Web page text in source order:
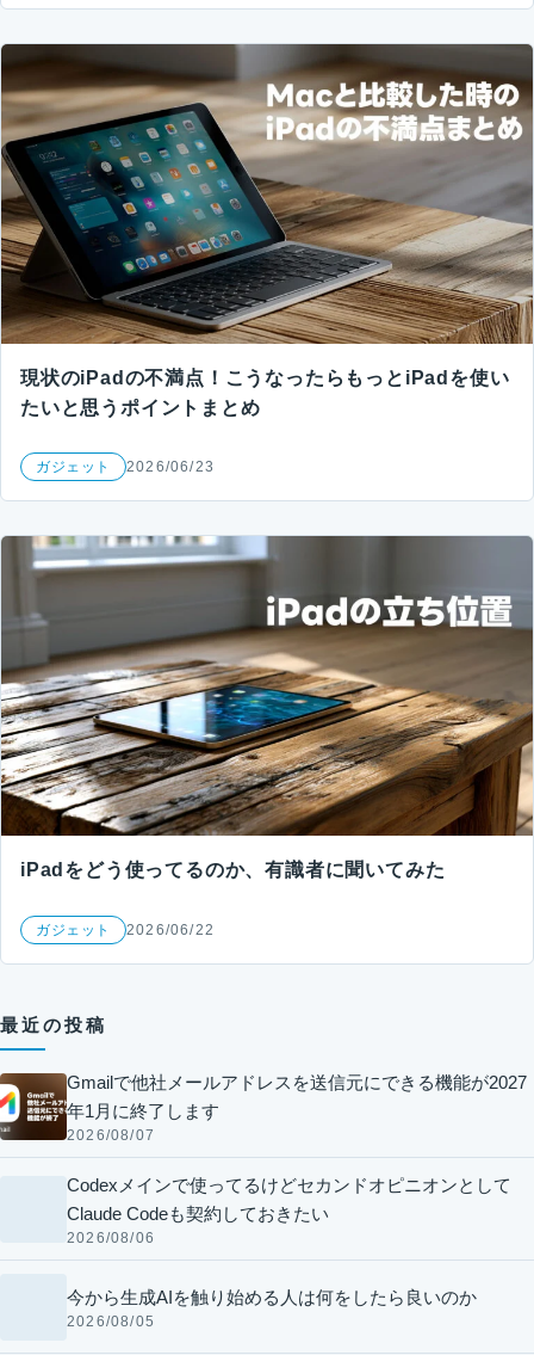
現状のiPadの不満点！こうなったらもっとiPadを使い
たいと思うポイントまとめ
ガジェット 2026/06/23
iPadをどう使ってるのか、有識者に聞いてみた
ガジェット 2026/06/22
最近の投稿
Gmailで他社メールアドレスを送信元にできる機能が2027
年1月に終了します
2026/08/07
Codexメインで使ってるけどセカンドオピニオンとして
Claude Codeも契約しておきたい
2026/08/06
今から生成AIを触り始める人は何をしたら良いのか
2026/08/05